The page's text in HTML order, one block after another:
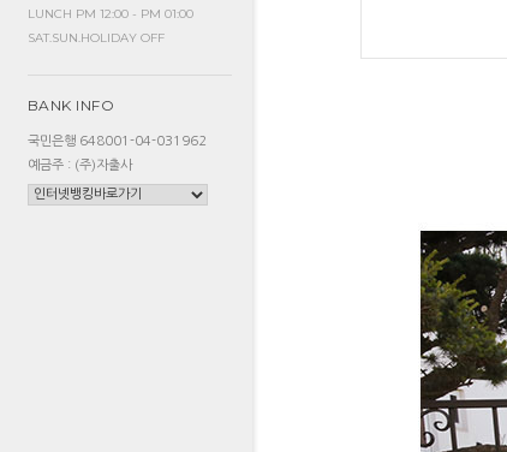
LUNCH PM 12:00 - PM 01:00
SAT.SUN.HOLIDAY OFF
BANK INFO
국민은행 648001-04-031962
예금주 : (주)자출사